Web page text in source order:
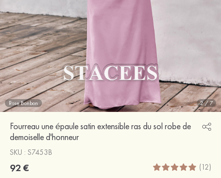
Rose Bonbon 2/7
Fourreau une épaule satin extensible ras du sol robe de
demoiselle d'honneur
SKU : S7453B
92 € (12)